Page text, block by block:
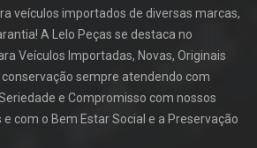
veículos importados de diversas marcas,
A Lelo Peças se destaca no
Veículos Importadas, Novas, Originais
sempre atendendo com
e Compromisso com nossos
com o Bem Estar Social e a Preservação